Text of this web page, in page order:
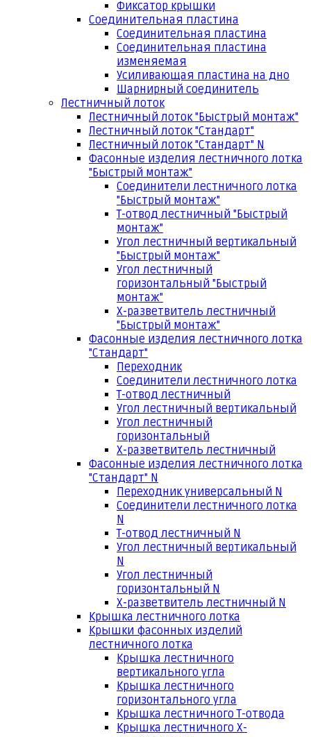
Фиксатор крышки
Соединительная пластина
Соединительная пластина
Соединительная пластина
изменяемая
Усиливающая пластина на дно
Шарнирный соединитель
Лестничный лоток
Лестничный лоток "Быстрый монтаж"
Лестничный лоток "Стандарт"
Лестничный лоток "Стандарт" N
Фасонные изделия лестничного лотка
"Быстрый монтаж"
Соединители лестничного лотка
"Быстрый монтаж"
Т-отвод лестничный "Быстрый
монтаж"
Угол лестничный вертикальный
"Быстрый монтаж"
Угол лестничный
горизонтальный "Быстрый
монтаж"
Х-разветвитель лестничный
"Быстрый монтаж"
Фасонные изделия лестничного лотка
"Стандарт"
Переходник
Соединители лестничного лотка
Т-отвод лестничный
Угол лестничный вертикальный
Угол лестничный
горизонтальный
Х-разветвитель лестничный
Фасонные изделия лестничного лотка
"Стандарт" N
Переходник универсальный N
Соединители лестничного лотка
N
Т-отвод лестничный N
Угол лестничный вертикальный
N
Угол лестничный
горизонтальный N
Х-разветвитель лестничный N
Крышка лестничного лотка
Крышки фасонных изделий
лестничного лотка
Крышка лестничного
вертикального угла
Крышка лестничного
горизонтального угла
Крышка лестничного Т-отвода
Крышка лестничного Х-